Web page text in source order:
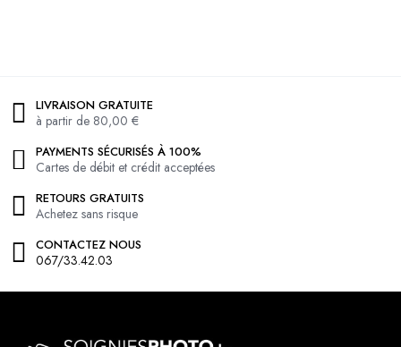
LIVRAISON GRATUITE
à partir de 80,00 €
PAYMENTS SÉCURISÉS À 100%
Cartes de débit et crédit acceptées
RETOURS GRATUITS
Achetez sans risque
CONTACTEZ NOUS
067/33.42.03